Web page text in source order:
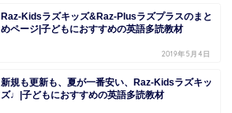
Raz-Kidsラズキッズ&Raz-Plusラズプラスのまと
めページ|子どもにおすすめの英語多読教材
2019年5月4日
新規も更新も、夏が一番安い、Raz-Kidsラズキッ
ズ♩|子どもにおすすめの英語多読教材